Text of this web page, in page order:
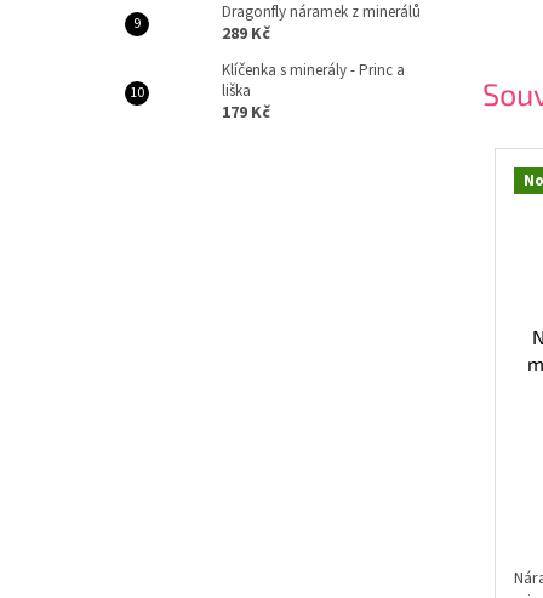
Dragonfly náramek z minerálů
289 Kč
Klíčenka s minerály - Princ a
liška
179 Kč